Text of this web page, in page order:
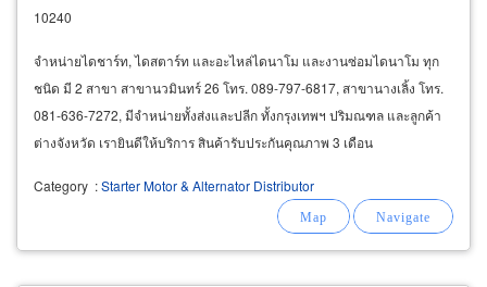
10240
จำหน่ายไดชาร์ท, ไดสตาร์ท และอะไหล่ไดนาโม และงานซ่อมไดนาโม ทุก
ชนิด มี 2 สาขา สาขานวมินทร์ 26 โทร. 089-797-6817, สาขานางเลิ้ง โทร.
081-636-7272, มีจำหน่ายทั้งส่งและปลีก ทั้งกรุงเทพฯ ปริมณฑล และลูกค้า
ต่างจังหวัด เรายินดีให้บริการ สินค้ารับประกันคุณภาพ 3 เดือน
Category :Starter Motor & Alternator Distributor